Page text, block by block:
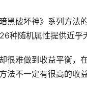
黑破坏神》系列方法
种随机属性提供近乎
很难做到收益平衡，
法不一定有很高的收